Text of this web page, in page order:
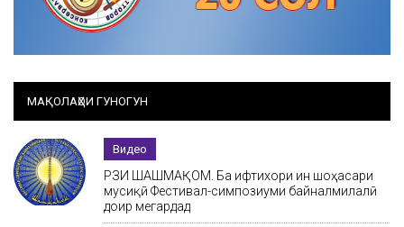
МАҚОЛАҲОИ ГУНОГУН
Видео
РӮЗИ ШАШМАҚОМ. Ба ифтихори ин шоҳасари
мусиқӣ Фестивал-симпозиуми байналмилалӣ
доир мегардад